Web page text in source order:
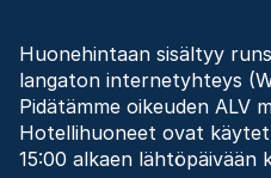
Huonehintaan sisältyy
langaton internetyhteys
Pidätämme oikeuden ALV
Hotellihuoneet ovat
15:00 alkaen lähtöpäivään